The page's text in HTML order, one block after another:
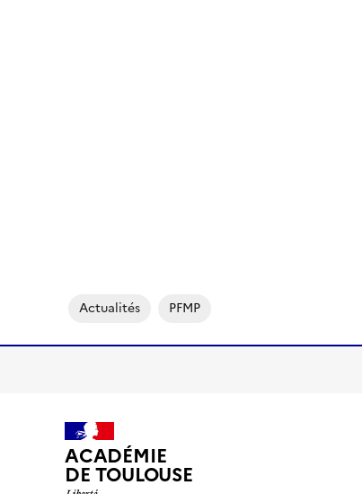
Actualités PFMP
ACADÉMIE
DE TOULOUSE